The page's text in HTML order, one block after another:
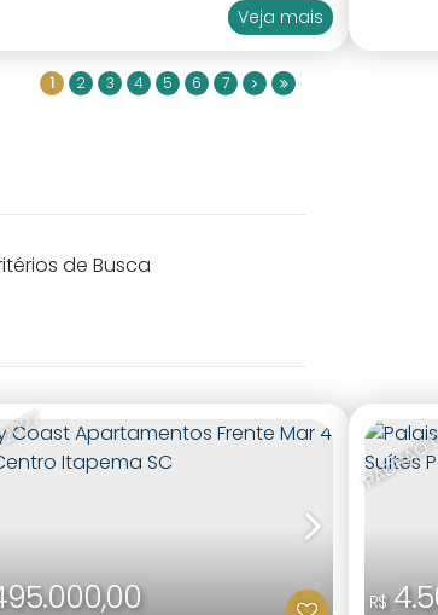
Veja mais
1 2 3 4 5 6 7
de Busca
R$